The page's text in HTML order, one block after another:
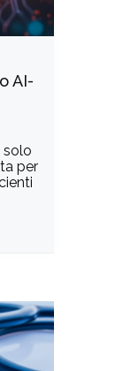
AI-
solo
per